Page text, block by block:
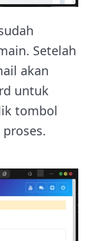
Setelah
akan
untuk
tombol